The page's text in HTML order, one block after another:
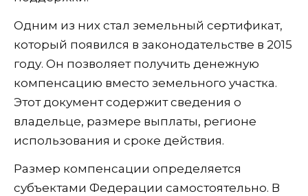
Одним из них стал земельный сертификат,
который появился в законодательстве в 2015
году. Он позволяет получить денежную
компенсацию вместо земельного участка.
Этот документ содержит сведения о
владельце, размере выплаты, регионе
использования и сроке действия.
Размер компенсации определяется
субъектами Федерации самостоятельно. В